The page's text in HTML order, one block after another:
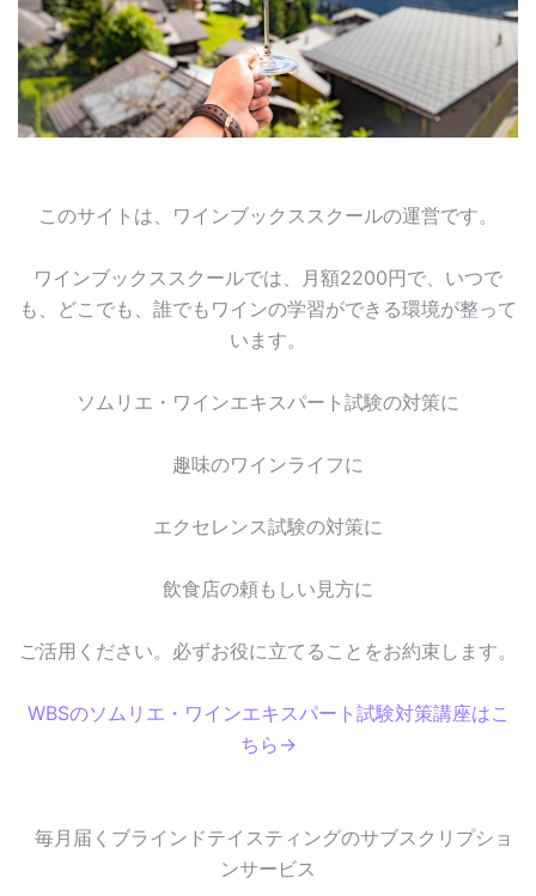
このサイトは、ワインブックススクールの運営です。
ワインブックススクールでは、月額2200円で、いつで
も、どこでも、誰でもワインの学習ができる環境が整って
います。
ソムリエ・ワインエキスパート試験の対策に
趣味のワインライフに
エクセレンス試験の対策に
飲食店の頼もしい見方に
ご活用ください。必ずお役に立てることをお約束します。
WBSのソムリエ・ワインエキスパート試験対策講座はこ
ちら→
毎月届くブラインドテイスティングのサブスクリプショ
ンサービス